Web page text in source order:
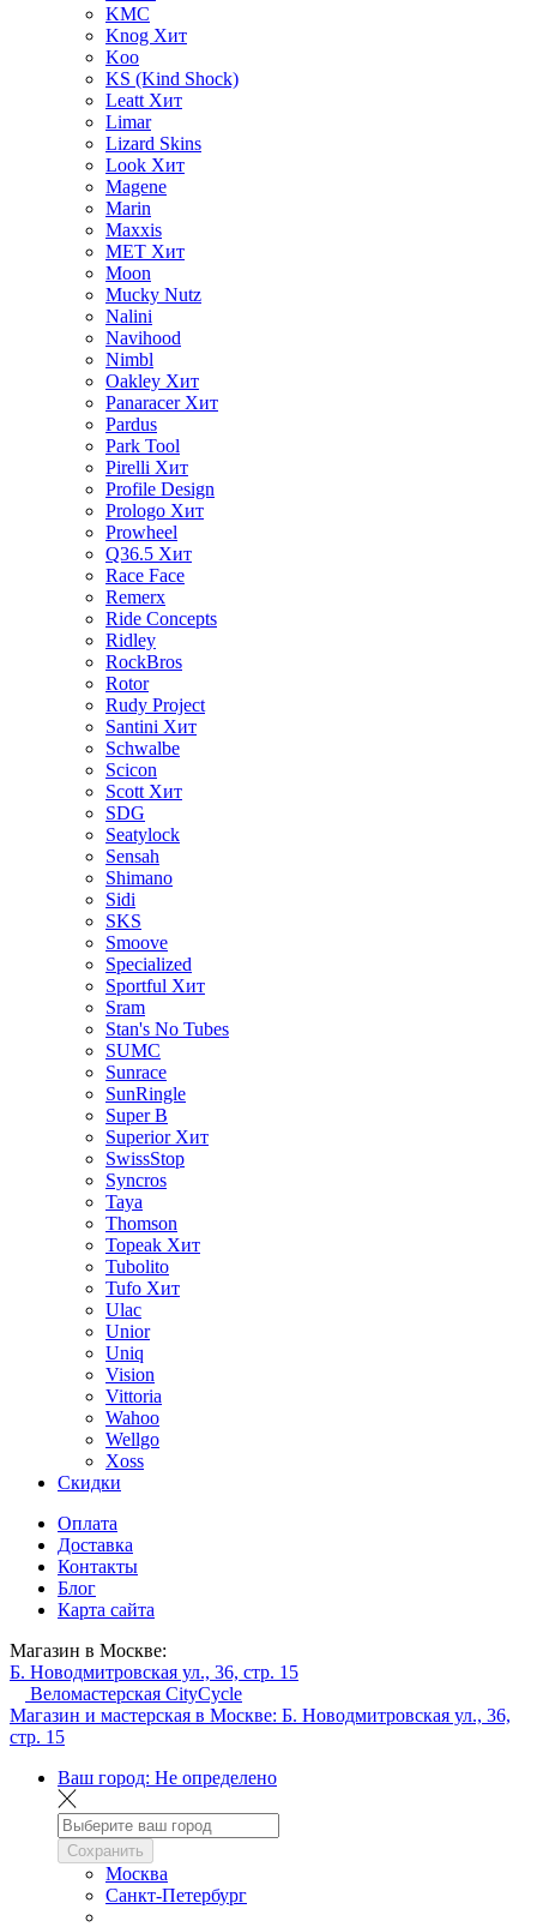
KMC
Knog Хит
Koo
KS (Kind Shock)
Leatt Хит
Limar
Lizard Skins
Look Хит
Magene
Marin
Maxxis
MET Хит
Moon
Mucky Nutz
Nalini
Navihood
Nimbl
Oakley Хит
Panaracer Хит
Pardus
Park Tool
Pirelli Хит
Profile Design
Prologo Хит
Prowheel
Q36.5 Хит
Race Face
Remerx
Ride Concepts
Ridley
RockBros
Rotor
Rudy Project
Santini Хит
Schwalbe
Scicon
Scott Хит
SDG
Seatylock
Sensah
Shimano
Sidi
SKS
Smoove
Specialized
Sportful Хит
Sram
Stan's No Tubes
SUMC
Sunrace
SunRingle
Super B
Superior Хит
SwissStop
Syncros
Taya
Thomson
Topeak Хит
Tubolito
Tufo Хит
Ulac
Unior
Uniq
Vision
Vittoria
Wahoo
Wellgo
Xoss
Скидки
Оплата
Доставка
Контакты
Блог
Карта сайта
Магазин в Москве:
Б. Новодмитровская ул., 36, стр. 15
Веломастерская CityCycle
Магазин и мастерская в Москве: Б. Новодмитровская ул., 36,
стр. 15
Ваш город: Не определено
Сохранить
Москва
Санкт-Петербург